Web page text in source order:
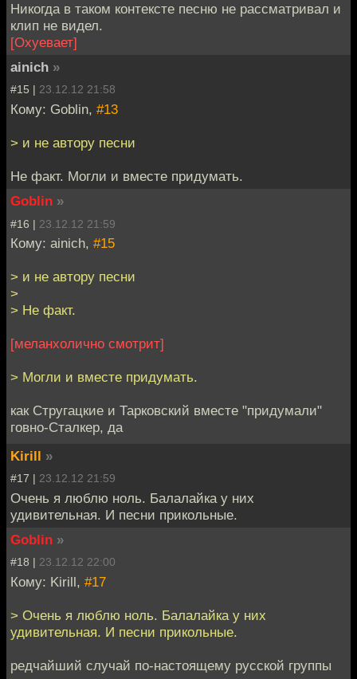
Никогда в таком контексте песню не рассматривал и
клип не видел.
[Охуевает]
ainich »
#15 | 23.12.12 21:58
Кому: Goblin, #13
> и не автору песни
Не факт. Могли и вместе придумать.
Goblin »
#16 | 23.12.12 21:59
Кому: ainich, #15
> и не автору песни
>
> Не факт.
[меланхолично смотрит]
> Могли и вместе придумать.
как Стругацкие и Тарковский вместе "придумали"
говно-Сталкер, да
Kirill »
#17 | 23.12.12 21:59
Очень я люблю ноль. Балалайка у них
удивительная. И песни прикольные.
Goblin »
#18 | 23.12.12 22:00
Кому: Kirill, #17
> Очень я люблю ноль. Балалайка у них
удивительная. И песни прикольные.
редчайший случай по-настоящему русской группы